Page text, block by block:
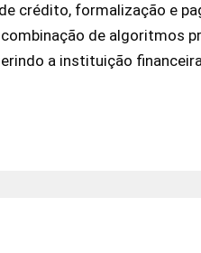
crédito, formalização e
de algoritmos
a instituição